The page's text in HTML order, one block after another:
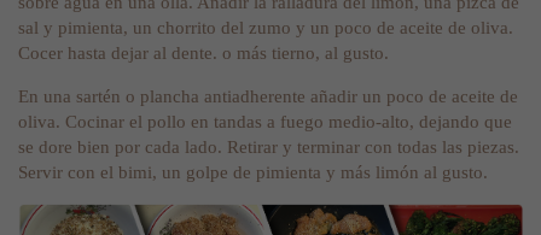
sal y pimienta, un chorrito del zumo y un poco de aceite de oliva.
Cocer hasta dejar al dente. o más tierno, al gusto.
En una sartén o plancha antiadherente añadir un poco de aceite de
oliva. Cocinar el pollo en tandas a fuego medio-alto, dejando que
se dore bien por cada lado. Retirar y terminar con todas las piezas.
Servir con el bimi, un golpe de pimienta y más limón al gusto.